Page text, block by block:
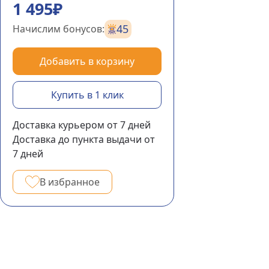
1 495₽
Начислим бонусов: 45
Добавить в корзину
Купить в 1 клик
Доставка курьером от 7дней
Доставка до пункта выдачи от
7дней
В избранное